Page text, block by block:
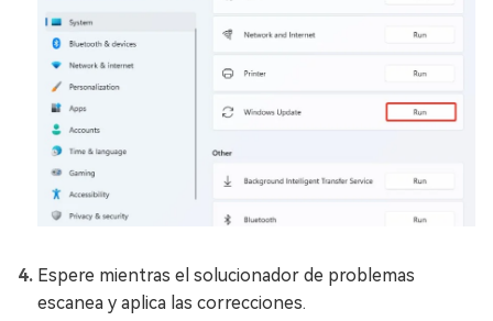
Espere mientras el solucionador de problemas
escanea y aplica las correcciones.